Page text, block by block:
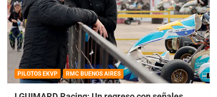
PILOTOS EKVP RMC BUENOS AIRES